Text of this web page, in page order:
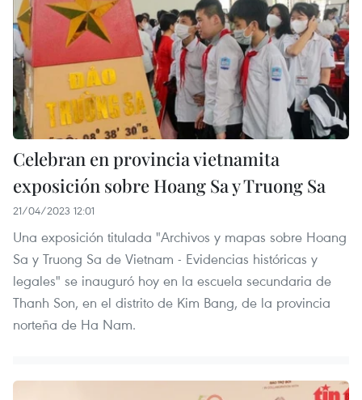
Celebran en provincia vietnamita
exposición sobre Hoang Sa y Truong Sa
21/04/2023 12:01
Una exposición titulada "Archivos y mapas sobre Hoang
Sa y Truong Sa de Vietnam - Evidencias históricas y
legales" se inauguró hoy en la escuela secundaria de
Thanh Son, en el distrito de Kim Bang, de la provincia
norteña de Ha Nam.